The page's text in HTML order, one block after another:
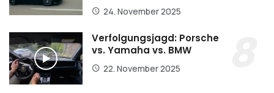
24. November 2025
Verfolgungsjagd: Porsche
vs. Yamaha vs. BMW
22. November 2025